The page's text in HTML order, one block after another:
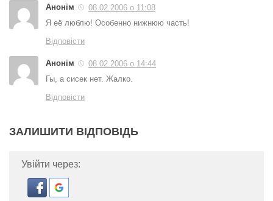
Анонім
08.02.2006 о 11:08
Я её люблю! Особенно нижнюю часть!
Відповісти
Анонім
08.02.2006 о 14:44
Гы, а сисек нет. Жалко.
Відповісти
ЗАЛИШИТИ ВІДПОВІДЬ
Увійти через: